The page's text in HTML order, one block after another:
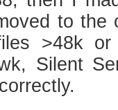
to the
>48k
Silent